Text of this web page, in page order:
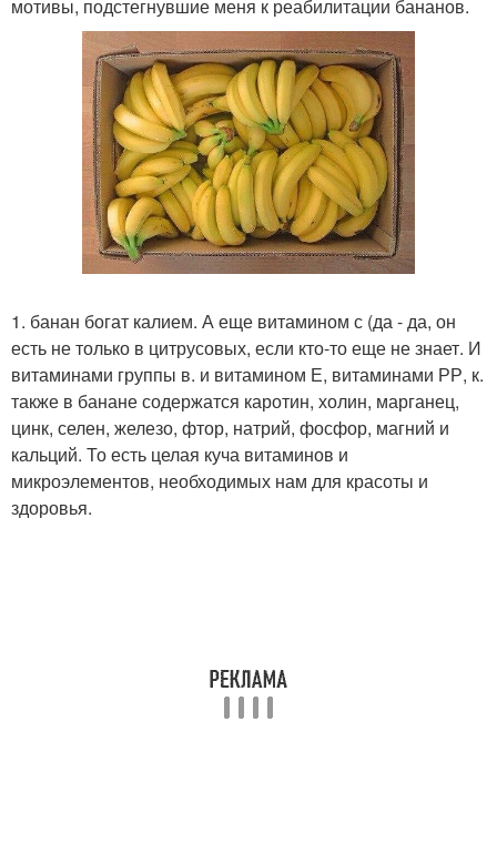
мотивы, подстегнувшие меня к реабилитации бананов.
1. банан богат калием. А еще витамином с (да - да, он
есть не только в цитрусовых, если кто-то еще не знает. И
витаминами группы в. и витамином Е, витаминами РР, к.
также в банане содержатся каротин, холин, марганец,
цинк, селен, железо, фтор, натрий, фосфор, магний и
кальций. То есть целая куча витаминов и
микроэлементов, необходимых нам для красоты и
здоровья.